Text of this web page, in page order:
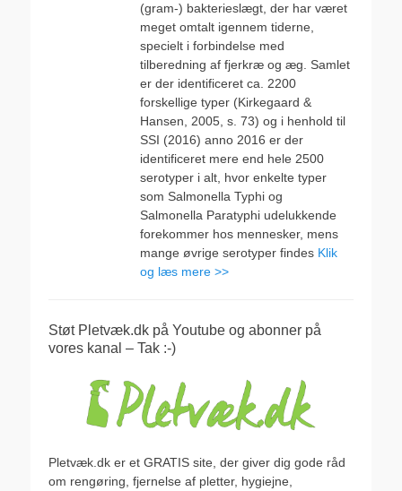
(gram-) bakterieslægt, der har været
meget omtalt igennem tiderne,
specielt i forbindelse med
tilberedning af fjerkræ og æg. Samlet
er der identificeret ca. 2200
forskellige typer (Kirkegaard &
Hansen, 2005, s. 73) og i henhold til
SSI (2016) anno 2016 er der
identificeret mere end hele 2500
serotyper i alt, hvor enkelte typer
som Salmonella Typhi og
Salmonella Paratyphi udelukkende
forekommer hos mennesker, mens
mange øvrige serotyper findes Klik
og læs mere >>
Støt Pletvæk.dk på Youtube og abonner på
vores kanal – Tak :-)
Pletvæk.dk er et GRATIS site, der giver dig gode råd
om rengøring, fjernelse af pletter, hygiejne,